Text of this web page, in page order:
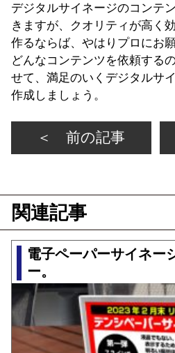
デジタルサイネージのコンテ
きますが、クオリティが高く
作るならば、やはりプロにお
どんなコンテンツを依頼する
せて、満足のいくデジタルサ
作成しましょう。
＜ 前の記事
関連記事
電子ペーパーサイネー
ー。